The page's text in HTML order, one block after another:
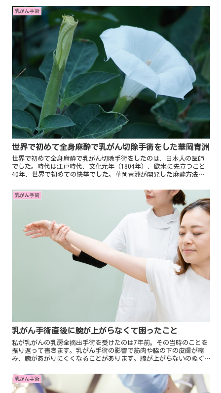
う。...
乳がん手術
世界で初めて全身麻酔で乳がん切除手術をした華岡青洲
世界で初めて全身麻酔で乳がん切除手術をしたのは、日本人の医師
でした。時代は江戸時代、文化元年（1804年）、欧米に先立つこと
40年、世界で初めての快挙でした。華岡青洲が開発した麻酔方法
た麻酔薬「通仙散」。
乳がん手術
乳がん手術直後に腕が上がらなくて困ったこと
私が乳がんの乳房全摘出手術を受けたのは7年前。その当時のことを
振り返って書きます。乳がん手術の影響で筋肉や脇の下の皮膚が縮
み、腕があがりにくくなることがあります。腕が上がらないのぬぐ
乳がん手術